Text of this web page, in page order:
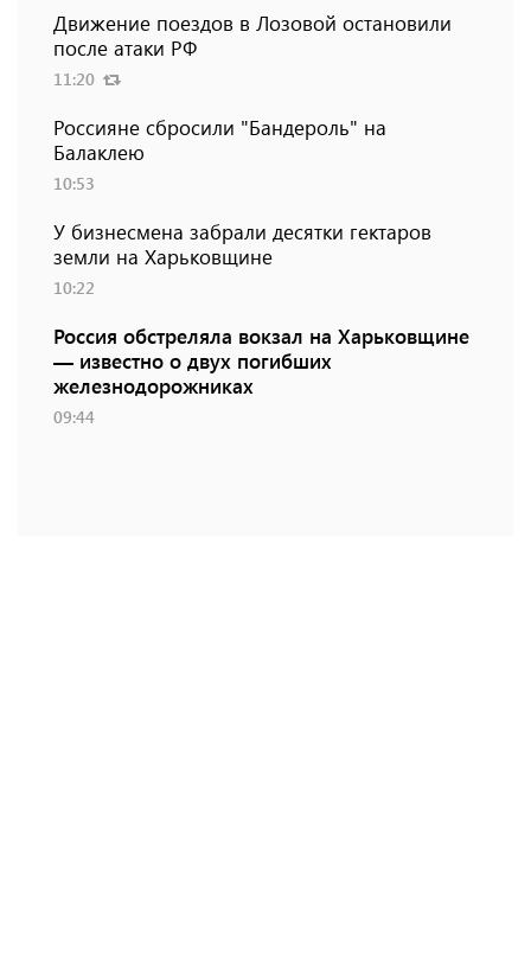
Движение поездов в Лозовой остановили
после атаки РФ
11:20
Россияне сбросили "Бандероль" на
Балаклею
10:53
У бизнесмена забрали десятки гектаров
земли на Харьковщине
10:22
Россия обстреляла вокзал на Харьковщине
— известно о двух погибших
железнодорожниках
09:44